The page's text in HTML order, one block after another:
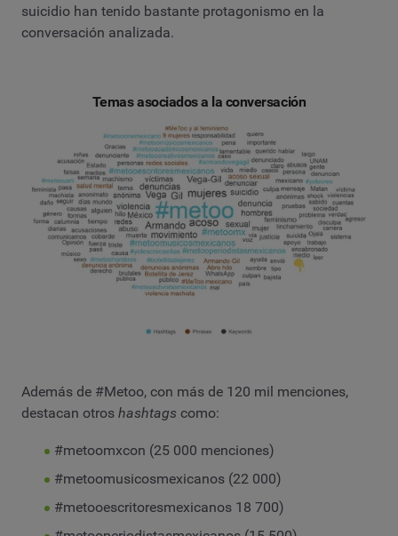
suicidio han tenido bastante protagonismo en la
conversación analizada.
Temas asociados a la conversación
Además de #Metoo, con más de 120 mil menciones,
destacan otros hashtags como:
#metoomxcon (25 000 menciones)
#metoomusicosmexicanos (22 000)
#metooescritoresmexicanos 18 700)